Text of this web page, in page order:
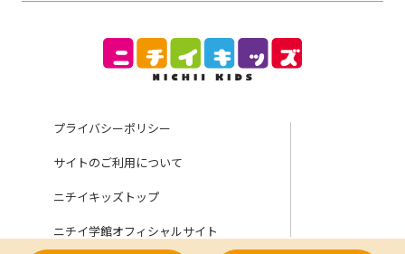
プライバシーポリシー
サイトのご利用について
ニチイキッズトップ
ニチイ学館オフィシャルサイト